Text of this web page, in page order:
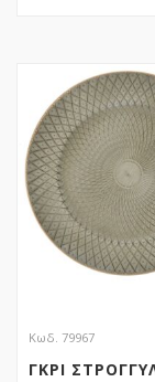
Κωδ. 79967
ΓΚΡΙ